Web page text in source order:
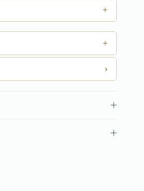
+
+
›